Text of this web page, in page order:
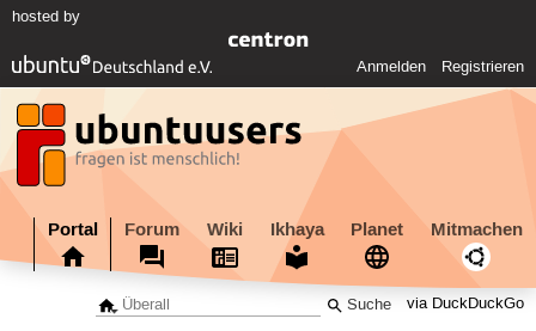
hosted by
Anmelden Registrieren
Portal Forum Wiki Ikhaya Planet Mitmachen
via DuckDuckGo